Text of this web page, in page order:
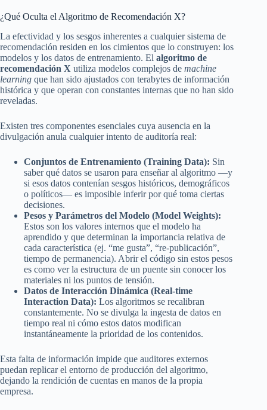
¿Qué Oculta el Algoritmo de Recomendación X?
La efectividad y los sesgos inherentes a cualquier sistema de
recomendación residen en los cimientos que lo construyen: los
modelos y los datos de entrenamiento. El algoritmo de
recomendación X utiliza modelos complejos de machine
learning que han sido ajustados con terabytes de información
histórica y que operan con constantes internas que no han sido
reveladas.
Existen tres componentes esenciales cuya ausencia en la
divulgación anula cualquier intento de auditoría real:
Conjuntos de Entrenamiento (Training Data): Sin
saber qué datos se usaron para enseñar al algoritmo —y
si esos datos contenían sesgos históricos, demográficos
o políticos— es imposible inferir por qué toma ciertas
decisiones.
Pesos y Parámetros del Modelo (Model Weights):
Estos son los valores internos que el modelo ha
aprendido y que determinan la importancia relativa de
cada característica (ej. “me gusta”, “re-publicación”,
tiempo de permanencia). Abrir el código sin estos pesos
es como ver la estructura de un puente sin conocer los
materiales ni los puntos de tensión.
Datos de Interacción Dinámica (Real-time
Interaction Data): Los algoritmos se recalibran
constantemente. No se divulga la ingesta de datos en
tiempo real ni cómo estos datos modifican
instantáneamente la prioridad de los contenidos.
Esta falta de información impide que auditores externos
puedan replicar el entorno de producción del algoritmo,
dejando la rendición de cuentas en manos de la propia
empresa.